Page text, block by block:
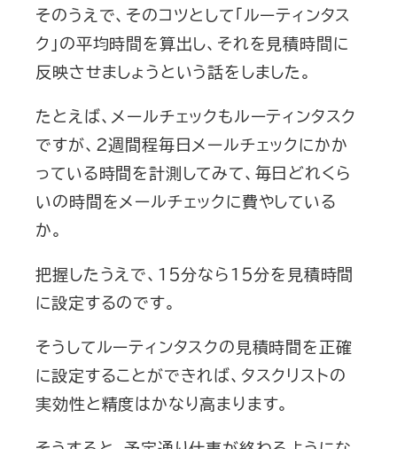
そのうえで、そのコツとして「ルーティンタス
ク」の平均時間を算出し、それを見積時間に
反映させましょうという話をしました。
たとえば、メールチェックもルーティンタスク
ですが、２週間程毎日メールチェックにかか
っている時間を計測してみて、毎日どれくら
いの時間をメールチェックに費やしている
か。
把握したうえで、１５分なら１５分を見積時間
に設定するのです。
そうしてルーティンタスクの見積時間を正確
に設定することができれば、タスクリストの
実効性と精度はかなり高まります。